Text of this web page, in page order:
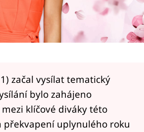
začal vysílat tematický
bylo zahájeno
klíčové diváky této
překvapení uplynulého roku